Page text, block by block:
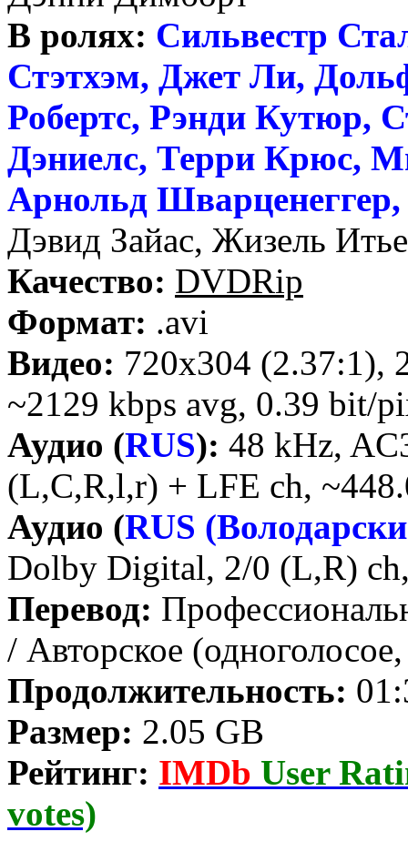
В ролях: Сильвестр
Стэтхэм, Джет Ли,
Робертс, Рэнди Кутюр,
Дэниелс, Терри Крюс,
Арнольд
Дэвид Зайас, Жизель
Качество: DVDRip
Формат: .avi
Видео: 720x304 (2.37:1),
~2129 kbps avg, 0.39 bit/
Аудио (RUS): 48 kHz,
(L,C,R,l,r) + LFE ch,
Аудио (RUS
Dolby Digital, 2/0 (L,R)
Перевод:
/ Авторское
Продолжительность:
Размер: 2.05 GB
Рейтинг: IMDb User
votes)